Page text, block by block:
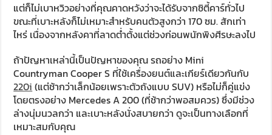
แต่ก็ไม่เบาหวิวอย่างที่คุณคาดหวังว่าจะได้รับจากซิตี้คาร์ทั่วไป
ขณะที่เบาะหลังก็ไม่เหมาะสำหรับคนตัวสูงกว่า 170 ซม. สักเท่า
ไหร่ เนื่องจากหลังคาที่ลาดต่ำตั้งแต่ช่วงก่อนพนักพิงศีรษะลงไป
ถ้าปัญหาเหล่านี้เป็นปัญหาของคุณ รถอย่าง Mini
Countryman Cooper S ที่ใช้เครื่องยนต์และเกียร์เดียวกันกับ
220i (แต่ช้ากว่าเล็กน้อยเพราะตัวถังแบบ SUV) หรือไม่ก็คู่แข่ง
โดยตรงอย่าง Mercedes A 200 (ที่ช้ากว่าพอสมควร) ซึ่งมีช่วง
ล่างนุ่มนวลกว่า และเบาะหลังนั่งสบายกว่า ดูจะเป็นทางเลือกที่
เหมาะสมกับคุณ